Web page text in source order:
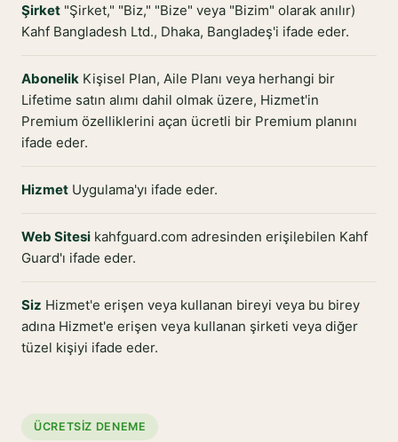
Şirket "Şirket," "Biz," "Bize" veya "Bizim" olarak anılır)
Kahf Bangladesh Ltd., Dhaka, Bangladeş'i ifade eder.
Abonelik Kişisel Plan, Aile Planı veya herhangi bir
Lifetime satın alımı dahil olmak üzere, Hizmet'in
Premium özelliklerini açan ücretli bir Premium planını
ifade eder.
Hizmet Uygulama'yı ifade eder.
Web Sitesi kahfguard.com adresinden erişilebilen Kahf
Guard'ı ifade eder.
Siz Hizmet'e erişen veya kullanan bireyi veya bu birey
adına Hizmet'e erişen veya kullanan şirketi veya diğer
tüzel kişiyi ifade eder.
ÜCRETSIZ DENEME